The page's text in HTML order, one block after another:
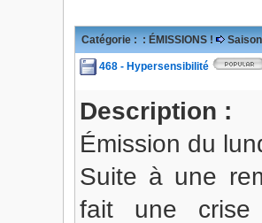
Catégorie : : ÉMISSIONS !
468 - Hypersensibilité
Description :
Émission du
Suite à une
fait une crise